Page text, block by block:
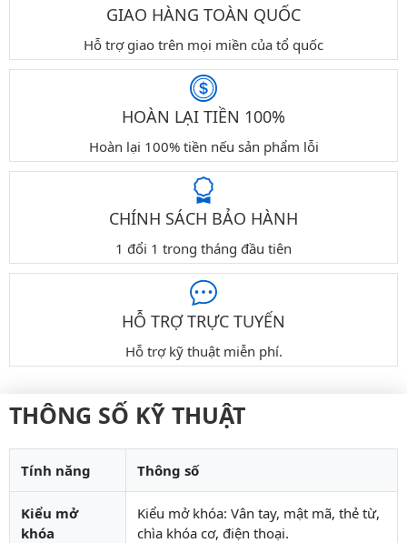
GIAO HÀNG TOÀN QUỐC
Hỗ trợ giao trên mọi miền của tổ quốc
HOÀN LẠI TIỀN 100%
Hoàn lại 100% tiền nếu sản phẩm lỗi
CHÍNH SÁCH BẢO HÀNH
1 đổi 1 trong tháng đầu tiên
HỖ TRỢ TRỰC TUYẾN
Hỗ trợ kỹ thuật miễn phí.
THÔNG SỐ KỸ THUẬT
Tính năng Thông số
Kiểu mở
khóa
Kiểu mở khóa: Vân tay, mật mã, thẻ từ,
chìa khóa cơ, điện thoại.